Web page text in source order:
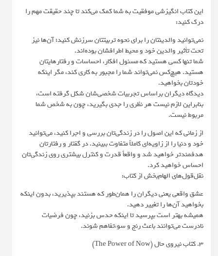
این کتاب انگیزشی موفقیت به شما کمک می‌کند تا چند حقیقت مهم را
درک کنید:
نمی‌توانید والدینتان را برای نحوه تربیتتان سرزنش کنید؛ آن‌ها نیز
تحت تأثیر والدین خود و محیط اطرافشان بوده‌اند.
شما تنها کسی هستید که مسئول افکار، احساسات و رفتارهایتان
هستید. هیچ‌کس نمی‌تواند شما را مجبور به کاری کند، مگر اینکه
خودتان بخواهید.
دیدگاه دیگران براساس تجربیات شخصی‌شان شکل گرفته است،
بنابراین لازم نیست هر نظری را جدی بگیرید، چون به شخص شما
مربوط نیست.
از زمانی که این اصول را در زندگی‌تان بررسی و اجرا کنید، می‌توانید
خود و دنیا را از زاویه‌ای کاملاً متفاوت ببینید. در گفتار و رفتارتان
هدفمندتر خواهید شد و واقعاً قدرت و کنترل بیشتری روی زندگی‌تان
احساس خواهید کرد.
نقل‌قول‌های الهام‌بخش از کتاب:
عشق واقعی یعنی دیگران را همان‌طور که هستند بپذیرید، بدون اینکه
بخواهید آن‌ها را تغییر دهید.
همیشه بهتر است بپرسید تا اینکه حدس بزنید، چون فرضیات
نادرست می‌توانند باعث رنج و سوءتفاهم شوند.
3. کتاب نیروی حال (The Power of Now)